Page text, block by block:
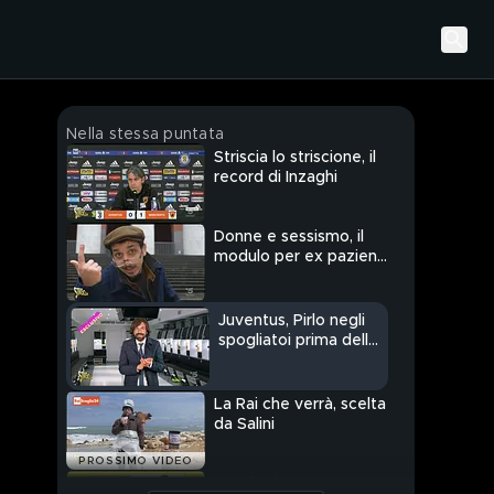
Nella stessa puntata
Striscia lo striscione, il
record di Inzaghi
Donne e sessismo, il
modulo per ex pazienti
Juventus, Pirlo negli
spogliatoi prima della
PROSSIMO VIDEO
La Rai che verrà, scelta
da Salini